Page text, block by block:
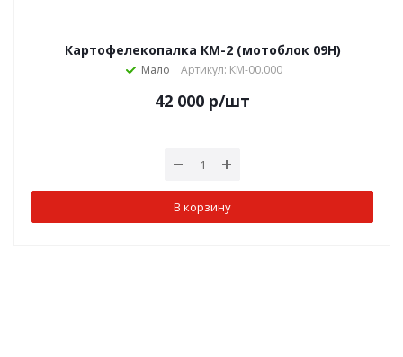
Картофелекопалка КМ-2 (мотоблок 09Н)
Мало Артикул: КМ-00.000
42 000 р/шт
В корзину